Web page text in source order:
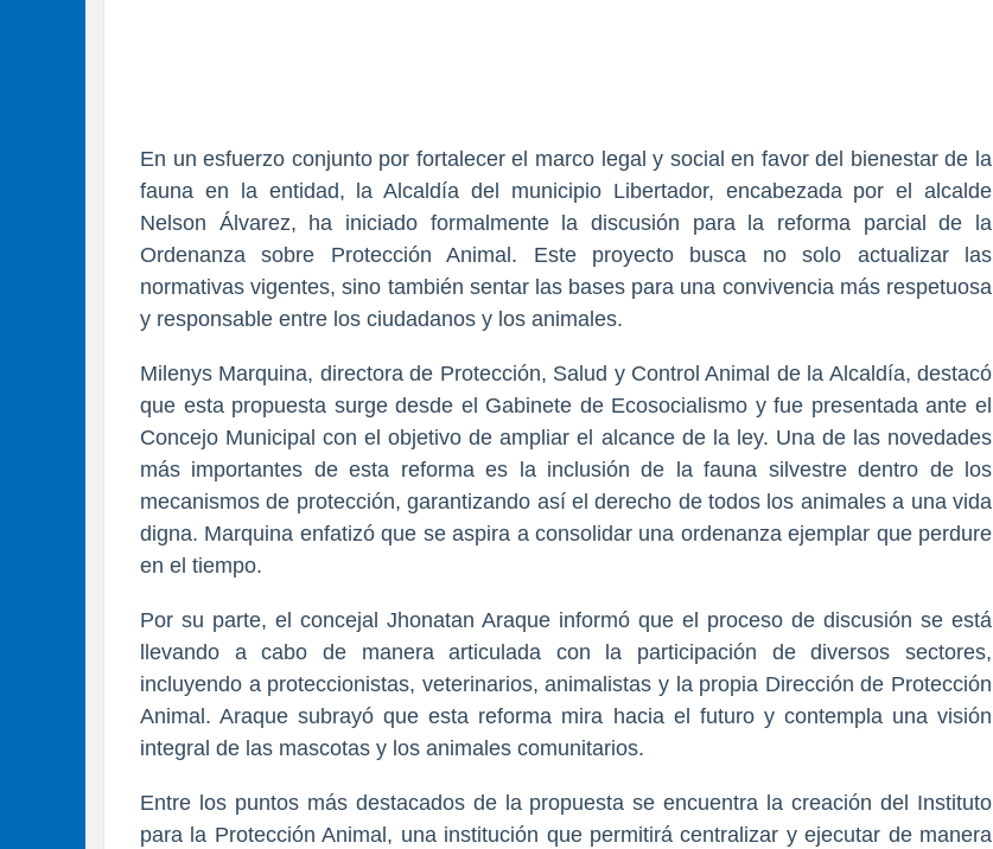
En un esfuerzo conjunto por fortalecer el marco legal y social en favor del bienestar de la
fauna en la entidad, la Alcaldía del municipio Libertador, encabezada por el alcalde
Nelson Álvarez, ha iniciado formalmente la discusión para la reforma parcial de la
Ordenanza sobre Protección Animal. Este proyecto busca no solo actualizar las
normativas vigentes, sino también sentar las bases para una convivencia más respetuosa
y responsable entre los ciudadanos y los animales.
Milenys Marquina, directora de Protección, Salud y Control Animal de la Alcaldía, destacó
que esta propuesta surge desde el Gabinete de Ecosocialismo y fue presentada ante el
Concejo Municipal con el objetivo de ampliar el alcance de la ley. Una de las novedades
más importantes de esta reforma es la inclusión de la fauna silvestre dentro de los
mecanismos de protección, garantizando así el derecho de todos los animales a una vida
digna. Marquina enfatizó que se aspira a consolidar una ordenanza ejemplar que perdure
en el tiempo.
Por su parte, el concejal Jhonatan Araque informó que el proceso de discusión se está
llevando a cabo de manera articulada con la participación de diversos sectores,
incluyendo a proteccionistas, veterinarios, animalistas y la propia Dirección de Protección
Animal. Araque subrayó que esta reforma mira hacia el futuro y contempla una visión
integral de las mascotas y los animales comunitarios.
Entre los puntos más destacados de la propuesta se encuentra la creación del Instituto
para la Protección Animal, una institución que permitirá centralizar y ejecutar de manera